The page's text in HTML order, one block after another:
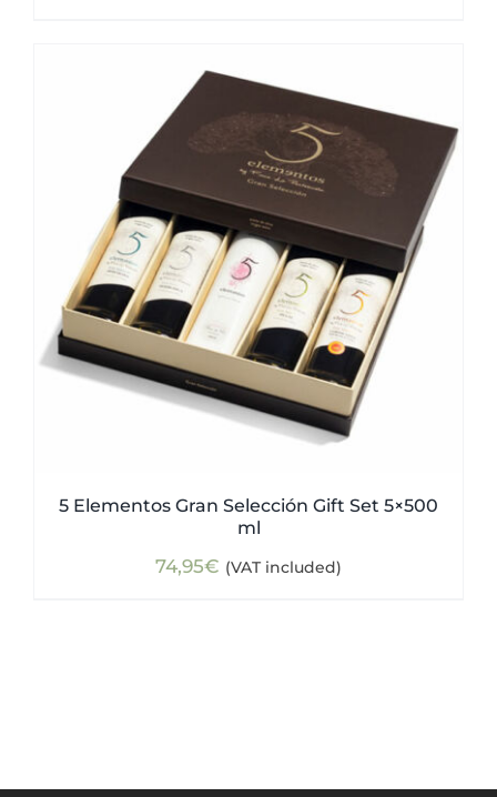
5 Elementos Gran Selección Gift Set 5×500
ml
74,95€ (VAT included)